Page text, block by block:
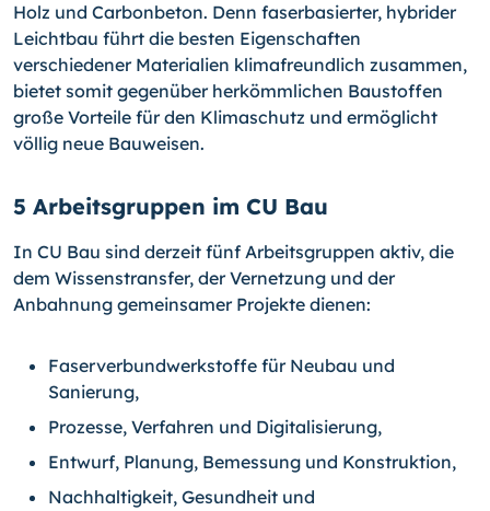
Holz und Carbonbeton. Denn faserbasierter, hybrider
Leichtbau führt die besten Eigenschaften
verschiedener Materialien klimafreundlich zusammen,
bietet somit gegenüber herkömmlichen Baustoffen
große Vorteile für den Klimaschutz und ermöglicht
völlig neue Bauweisen.
5 Arbeitsgruppen im CU Bau
In CU Bau sind derzeit fünf Arbeitsgruppen aktiv, die
dem Wissenstransfer, der Vernetzung und der
Anbahnung gemeinsamer Projekte dienen:
Faserverbundwerkstoffe für Neubau und
Sanierung,
Prozesse, Verfahren und Digitalisierung,
Entwurf, Planung, Bemessung und Konstruktion,
Nachhaltigkeit, Gesundheit und